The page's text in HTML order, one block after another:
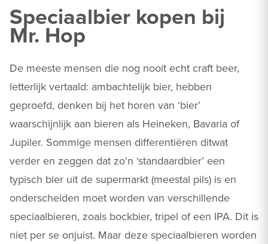
Speciaalbier kopen bij
Mr. Hop
De meeste mensen die nog nooit echt craft beer,
letterlijk vertaald: ambachtelijk bier, hebben
geproefd, denken bij het horen van ‘bier’
waarschijnlijk aan bieren als Heineken, Bavaria of
Jupiler. Sommige mensen differentiëren ditwat
verder en zeggen dat zo'n ‘standaardbier’ een
typisch bier uit de supermarkt (meestal pils) is en
onderscheiden moet worden van verschillende
speciaalbieren, zoals bockbier, tripel of een IPA. Dit is
niet per se onjuist. Maar deze speciaalbieren worden